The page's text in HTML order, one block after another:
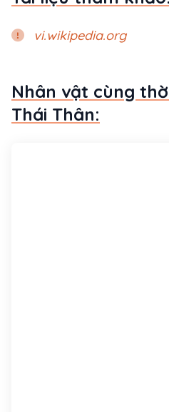
vi.wikipedia.org
Nhân vật cùng
Thái Thân: